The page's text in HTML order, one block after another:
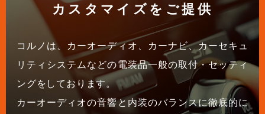
カスタマイズをご提供
コルノは、カーオーディオ、カーナビ、カーセキュ
リティシステムなどの電装品一般の取付・セッティ
ングをしております。
カーオーディオの音響と内装のバランスに徹底的に